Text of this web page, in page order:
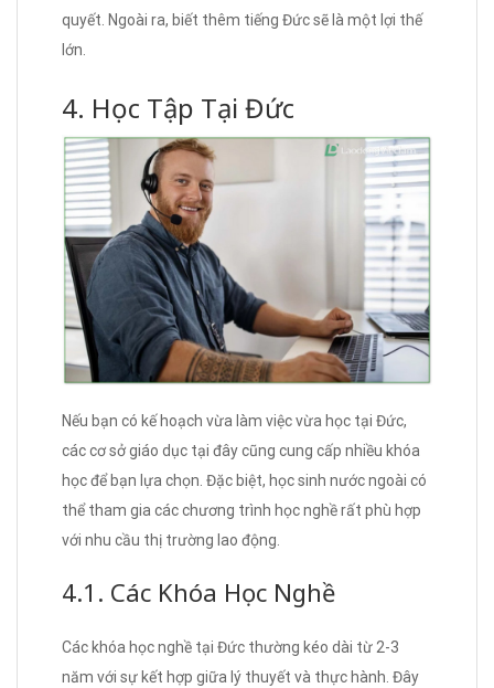
quyết. Ngoài ra, biết thêm tiếng Đức sẽ là một lợi thế
lớn.
4. Học Tập Tại Đức
Nếu bạn có kế hoạch vừa làm việc vừa học tại Đức,
các cơ sở giáo dục tại đây cũng cung cấp nhiều khóa
học để bạn lựa chọn. Đặc biệt, học sinh nước ngoài có
thể tham gia các chương trình học nghề rất phù hợp
với nhu cầu thị trường lao động.
4.1. Các Khóa Học Nghề
Các khóa học nghề tại Đức thường kéo dài từ 2-3
năm với sự kết hợp giữa lý thuyết và thực hành. Đây